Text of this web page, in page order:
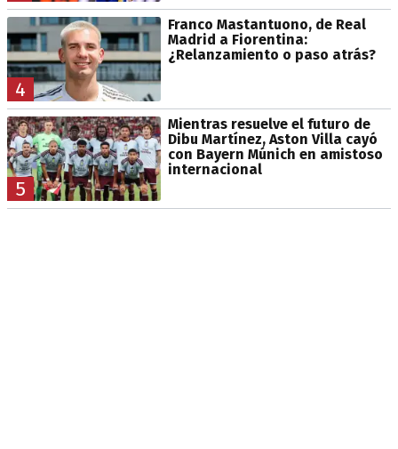
4
Franco Mastantuono, de Real
Madrid a Fiorentina:
¿Relanzamiento o paso atrás?
5
Mientras resuelve el futuro de
Dibu Martínez, Aston Villa cayó
con Bayern Múnich en amistoso
internacional